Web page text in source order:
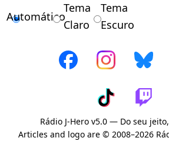
Automático
Tema
Claro
Tema
Escuro
Rádio J-Hero v5.0 — Do seu
Articles and logo are © 2008–2026